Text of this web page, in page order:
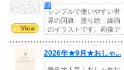
画
シンプルで使いやすい世
界の国旗 塗り絵 線画
のイラストです。画像デ
2026年★9月★おしゃ...